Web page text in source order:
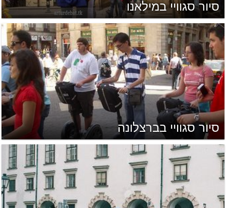
סיור סגוויי במילאנו
סיור סגוויי בברצלונה